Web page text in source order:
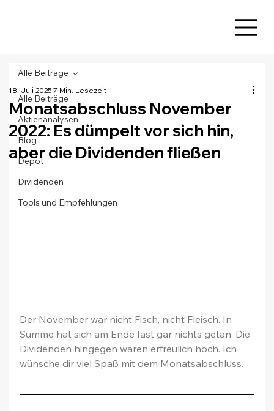
Alle Beiträge
Aktienanalysen
Blog
Depot
Dividenden
Tools und Empfehlungen
Alle Beiträge
Monatsabschluss November
2022: Es dümpelt vor sich hin,
aber die Dividenden fließen
18. Juli 20257 Min. Lesezeit
Der November war nicht Fisch, nicht Fleisch. In
Summe hat sich am Ende fast gar nichts getan. Die
Dividenden hingegen waren erfreulich hoch. Ich
wünsche dir viel Spaß mit dem Monatsabschluss.